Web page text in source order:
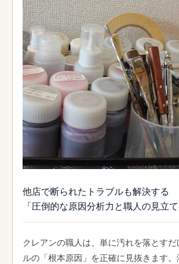
他店で断られたトラブルも解決する
「圧倒的な原因分析力と職人の見立て
クレアンの職人は、単に汚れを落とす
ルの「根本原因」を正確に見抜きます